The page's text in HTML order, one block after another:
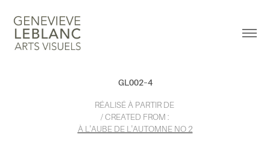
GL002–4
RÉALISÉ À PARTIR DE
/ CREATED FROM :
À L'AUBE DE L'AUTOMNE NO 2